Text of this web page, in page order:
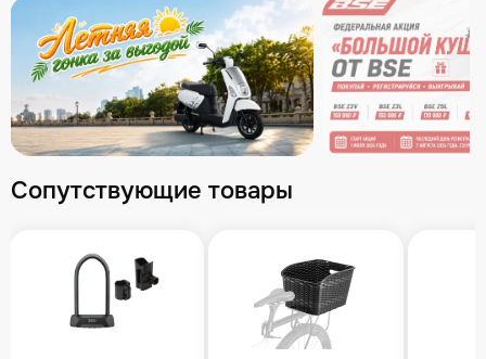
Сопутствующие товары